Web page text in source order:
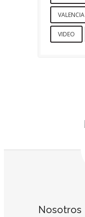
VALENCIA
VIDEO
Nosotros